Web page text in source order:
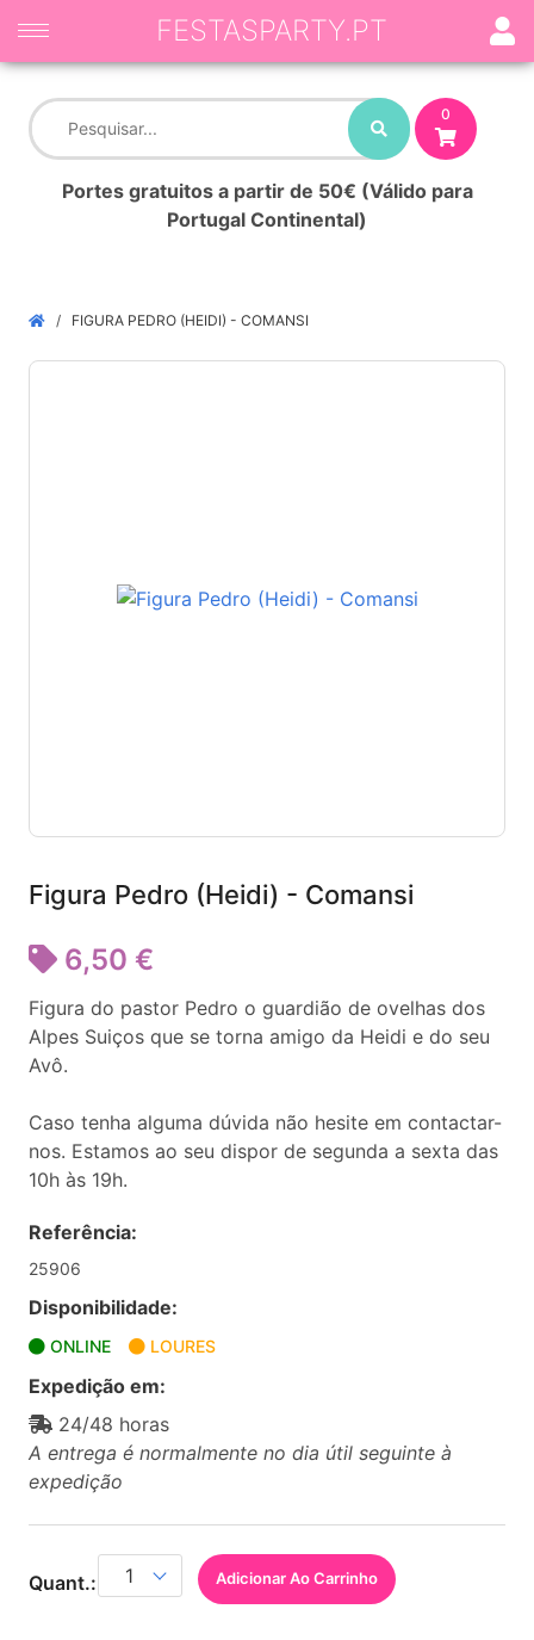
0
Portes gratuitos a partir de 50€ (Válido para
Portugal Continental)
FESTASPARTY.PT
FIGURA PEDRO (HEIDI) - COMANSI
Figura Pedro (Heidi) - Comansi
6,50 €
Figura do pastor Pedro o guardião de ovelhas dos
Alpes Suiços que se torna amigo da Heidi e do seu
Avô.
Caso tenha alguma dúvida não hesite em contactar-
nos. Estamos ao seu dispor de segunda a sexta das
10h às 19h.
Referência:
25906
Disponibilidade:
ONLINE LOURES
Expedição em:
24/48 horas
A entrega é normalmente no dia útil seguinte à
expedição
Quant.: Adicionar Ao Carrinho